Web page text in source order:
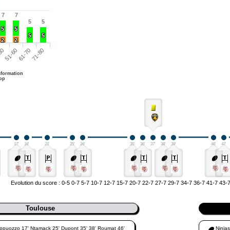
7
7 7
7
5
5 5
5
5
5 5
5
5
5 5
5
2
2 2
2
51-6061-7071-80
17' 18' 21' 25' 26' 35' 36' 37' 38' 39' 46' 47'
Evolution du score : 0-5 0-7 5-7 10-7 12-7 15-7 20-7 22-7 27-7 29-7 34-7 36-7 41-7
Toulouse
17' Ntamack 25' Dupont 35' 38' Roumat 46'